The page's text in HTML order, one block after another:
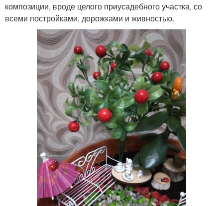
композиции, вроде целого приусадебного участка, со
всеми постройками, дорожками и живностью.